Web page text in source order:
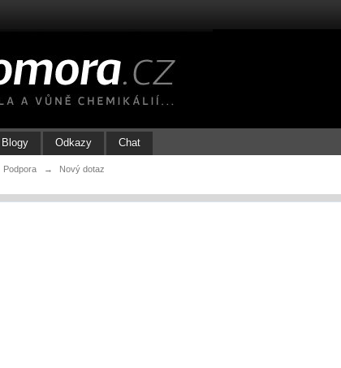
Blogy Odkazy Chat
Podpora → Nový dotaz